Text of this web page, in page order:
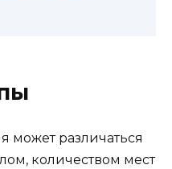
может различаться
количеством мест